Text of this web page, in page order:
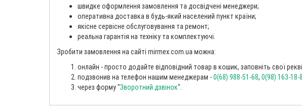
швидке оформлення замовлення та досвідчені менеджери;
оперативна доставка в будь-який населений пункт країни;
якісне сервісне обслуговування та ремонт;
реальна гарантія на техніку та комплектуючі.
Зробити замовлення на сайті mirmex.com.ua можна:
онлайн - просто додайте відповідний товар в кошик, заповніть свої
подзвонив на телефон нашим менеджерам -0(68) 988-51-68, 0(98) 163-18-
через форму "Зворотний дзвінок".